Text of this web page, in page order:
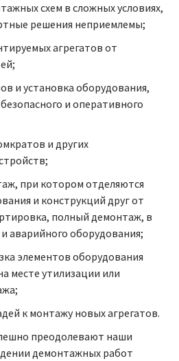
схем в сложных условиях,
решения неприемлемы;
агрегатов от
и установка оборудования,
и оперативного
и других
при котором отделяются
и конструкций друг от
полный демонтаж, в
аварийного оборудования;
элементов оборудования
месте утилизации или
к монтажу новых агрегатов.
преодолевают наши
демонтажных работ